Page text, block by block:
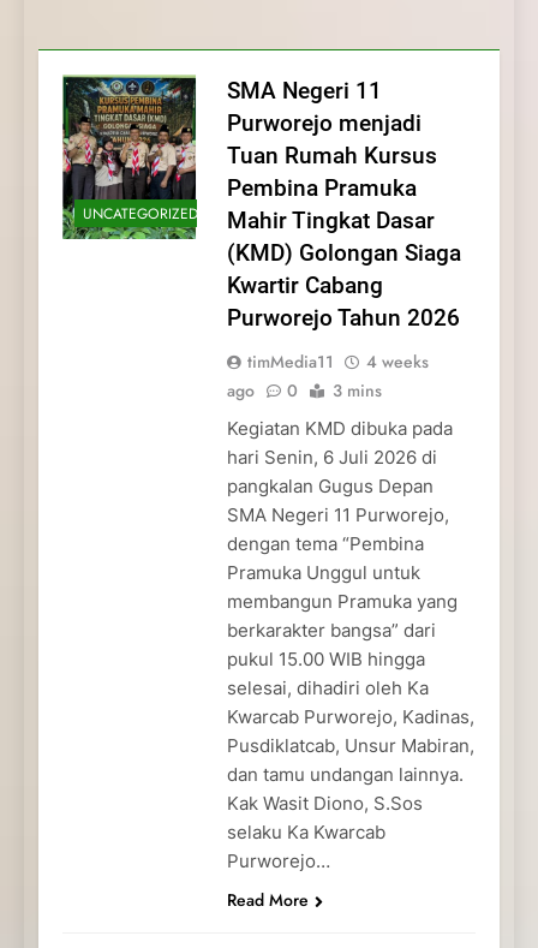
dan Pengabdian Generasi
Pramuka
Pramuka
Kepedulian
UNCATEGORIZED
SMA Negeri 11
Purworejo menjadi
Tuan Rumah Kursus
Pembina Pramuka
Mahir Tingkat Dasar
(KMD) Golongan Siaga
Kwartir Cabang
Purworejo Tahun 2026
timMedia11
4 weeks
ago
0 3 mins
Kegiatan KMD dibuka pada
hari Senin, 6 Juli 2026 di
pangkalan Gugus Depan
SMA Negeri 11 Purworejo,
dengan tema “Pembina
Pramuka Unggul untuk
membangun Pramuka yang
berkarakter bangsa” dari
pukul 15.00 WIB hingga
selesai, dihadiri oleh Ka
Kwarcab Purworejo, Kadinas,
Pusdiklatcab, Unsur Mabiran,
dan tamu undangan lainnya.
Kak Wasit Diono, S.Sos
selaku Ka Kwarcab
Purworejo…
Read More